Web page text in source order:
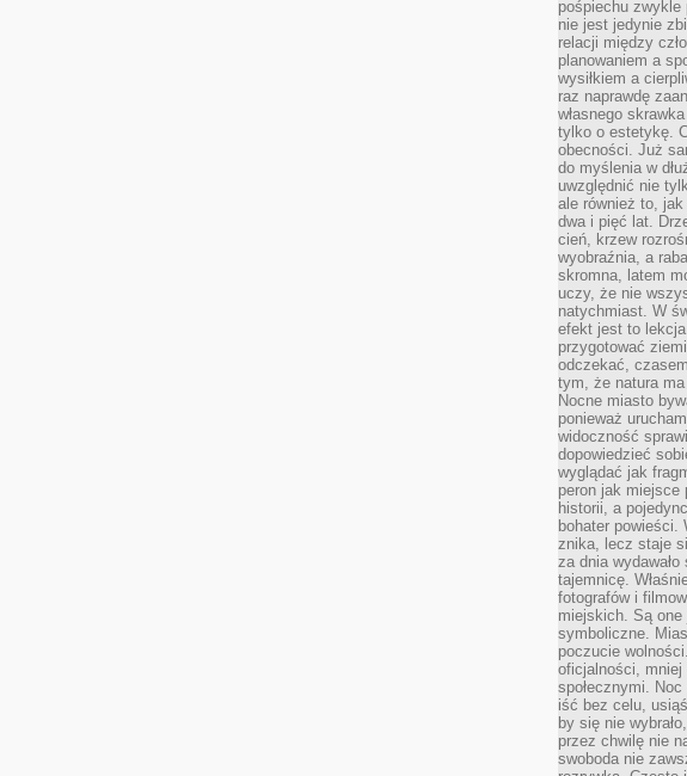
pośpiechu zwykle
nie jest jedynie
relacji między
planowaniem a
wysiłkiem a
raz naprawdę
własnego
tylko o estetykę.
obecności. Już
do myślenia w
uwzględnić nie
ale również to,
dwa i pięć lat.
cień, krzew
wyobraźnia, a
skromna, latem
uczy, że nie
natychmiast. W
efekt jest to
przygotować
odczekać,
tym, że natura ma
Nocne miasto
ponieważ
widoczność
dopowiedzieć
wyglądać jak
peron jak miejsce
historii, a
bohater
znika, lecz staje
za dnia
tajemnicę.
fotografów i
miejskich. Są one
symboliczne.
poczucie
oficjalności, mniej
społecznymi.
iść bez celu,
by się nie
przez chwilę nie
swoboda nie